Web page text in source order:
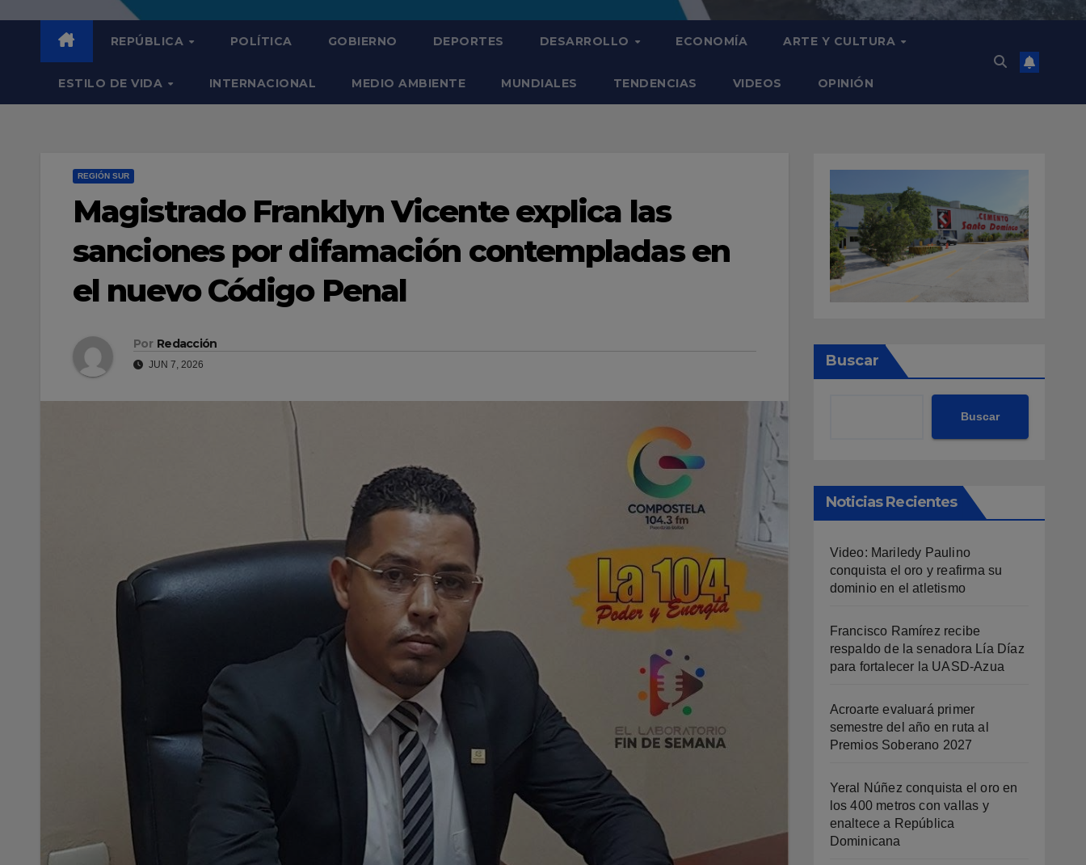
REPÚBLICA POLÍTICA GOBIERNO DEPORTES DESARROLLO ECONOMÍA ARTE Y CULTURA
ESTILO DE VIDA INTERNACIONAL MEDIO AMBIENTE MUNDIALES TENDENCIAS VIDEOS OPINIÓN
REGIÓN SUR
Magistrado Franklyn Vicente explica las
sanciones por difamación contempladas en
el nuevo Código Penal
Por Redacción
JUN 7, 2026 Buscar
Buscar
Noticias Recientes
Video: Mariledy Paulino
conquista el oro y reafirma su
dominio en el atletismo
Francisco Ramírez recibe
respaldo de la senadora Lía Díaz
para fortalecer la UASD-Azua
Acroarte evaluará primer
semestre del año en ruta al
Premios Soberano 2027
Yeral Núñez conquista el oro en
los 400 metros con vallas y
enaltece a República
Dominicana